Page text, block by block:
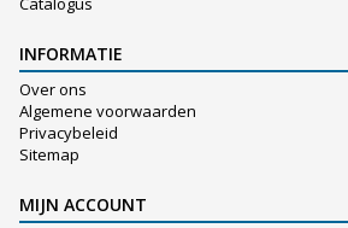
INFORMATIE
Over ons
Algemene voorwaarden
Privacybeleid
Sitemap
MIJN ACCOUNT